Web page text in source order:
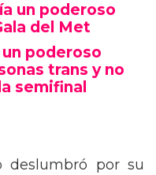
un poderoso
del Met
poderoso
trans y no
semifinal
deslumbró por su